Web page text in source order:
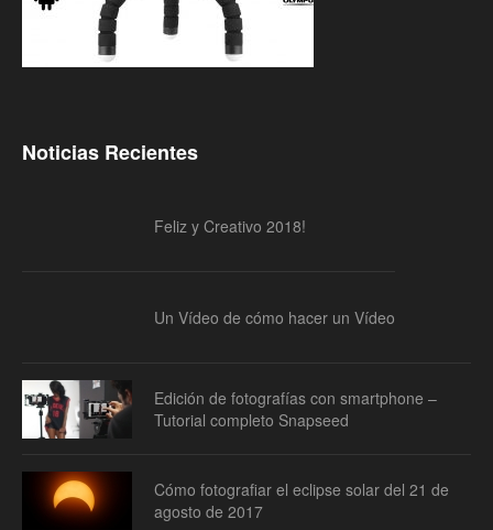
Noticias Recientes
Feliz y Creativo 2018!
Un Vídeo de cómo hacer un Vídeo
Edición de fotografías con smartphone –
Tutorial completo Snapseed
Cómo fotografiar el eclipse solar del 21 de
agosto de 2017